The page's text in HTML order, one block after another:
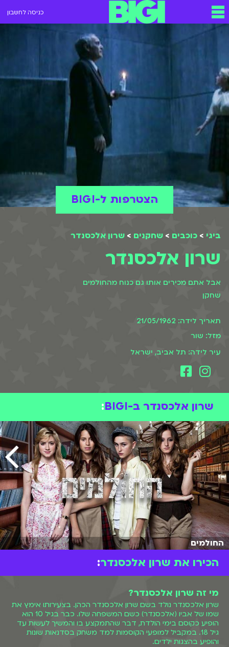
כניסה לחשבון
ביגי > כוכבים > שחקנים > שרון אלכסנדר
שרון אלכסנדר
אבל אתם מכירים אותו גם כנוח מהחולמים
שחקן
תאריך לידה: 21/05/1962
מזל: שור
עיר לידה: תל אביב, ישראל
הצטרפות ל-BIGI
שרון אלכסנדר ב-BIGI :
החולמים
הכירו את שרון אלכסנדר:
מי זה שרון אלכסנדר?
שרון אלכסנדר נולד בשם שרון אלכסנדר הכהן. בצעירותו אימץ את
שמו של אביו (אלכסנדר) כשם המשפחה שלו. כבר בגיל 10 הוא
הופיע כקוסם בימי הולדת, דבר שהתמקצע בו והמשיך לעשות עד
גיל 18. במקביל למופעי הקוסמות למד משחק בסדנאות שונות
והופיע בהצגות ילדים.